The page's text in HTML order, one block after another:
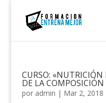
CURSO:
DE LA COMPOSICIÓN
por admin | Mar 2, 2018